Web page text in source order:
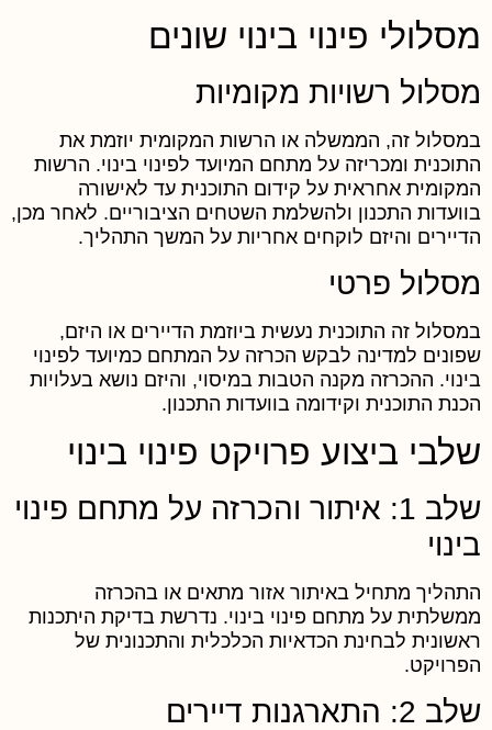
פינוי בינוי שונים
רשויות מקומיות
זה, הממשלה או הרשות המקומית יוזמת את
ומכריזה על מתחם המיועד לפינוי בינוי. הרשות
אחראית על קידום התוכנית עד לאישורה
התכנון ולהשלמת השטחים הציבוריים. לאחר מכן,
והיזם לוקחים אחריות על המשך התהליך.
פרטי
זה התוכנית נעשית ביוזמת הדיירים או היזם,
למדינה לבקש הכרזה על המתחם כמיועד לפינוי
ההכרזה מקנה הטבות במיסוי, והיזם נושא בעלויות
התוכנית וקידומה בוועדות התכנון.
ביצוע פרויקט פינוי בינוי
שלב 1: איתור והכרזה על מתחם פינוי
מתחיל באיתור אזור מתאים או בהכרזה
על מתחם פינוי בינוי. נדרשת בדיקת היתכנות
לבחינת הכדאיות הכלכלית והתכנונית של
התארגנות דיירים